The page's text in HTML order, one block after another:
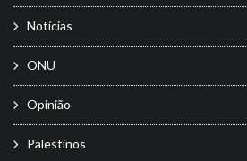
Notícias
ONU
Opinião
Palestinos